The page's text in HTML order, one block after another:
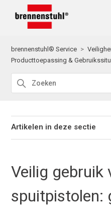
brennenstuhl® Service
Producttoepassing &
Artikelen in deze sectie
Veilig gebruik
spuitpistolen: